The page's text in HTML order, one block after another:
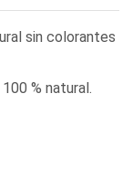
sin colorantes
% natural.